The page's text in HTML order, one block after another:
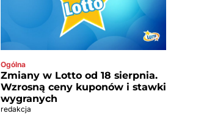
Ogólna
Zmiany w Lotto od 18 sierpnia.
Wzrosną ceny kuponów i stawki
wygranych
redakcja